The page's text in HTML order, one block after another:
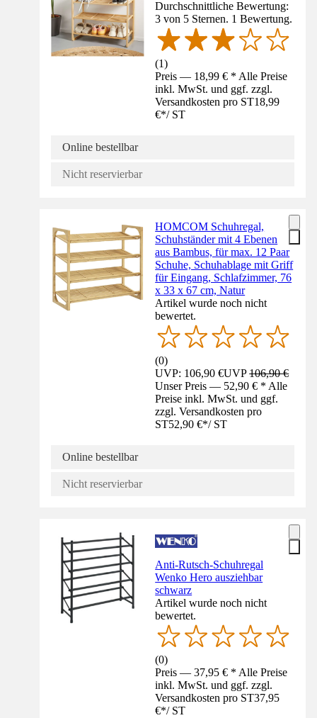
Durchschnittliche Bewertung:
3 von 5 Sternen. 1 Bewertung.
(1)
Preis — 18,99 € * Alle Preise
inkl. MwSt. und ggf. zzgl.
Versandkosten pro ST18,99
€*/ ST
Online bestellbar
Nicht reservierbar
HOMCOM Schuhregal,
Schuhständer mit 4 Ebenen
aus Bambus, für max. 12 Paar
Schuhe, Schuhablage mit Griff
für Eingang, Schlafzimmer, 76
x 33 x 67 cm, Natur
Artikel wurde noch nicht
bewertet.
(0)
UVP: 106,90 €UVP106,90 €
Unser Preis — 52,90 € * Alle
Preise inkl. MwSt. und ggf.
zzgl. Versandkosten pro
ST52,90 €*/ ST
Online bestellbar
Nicht reservierbar
Anti-Rutsch-Schuhregal
Wenko Hero ausziehbar
schwarz
Artikel wurde noch nicht
bewertet.
(0)
Preis — 37,95 € * Alle Preise
inkl. MwSt. und ggf. zzgl.
Versandkosten pro ST37,95
€*/ ST